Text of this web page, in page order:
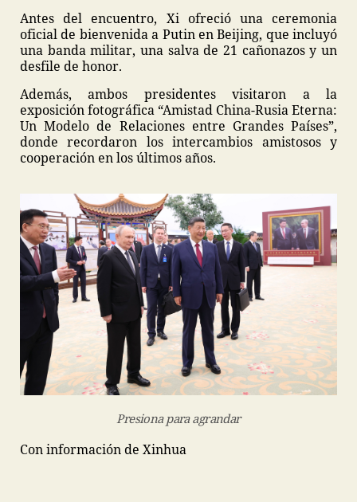
Antes del encuentro, Xi ofreció una ceremonia
oficial de bienvenida a Putin en Beijing, que incluyó
una banda militar, una salva de 21 cañonazos y un
desfile de honor.
Además, ambos presidentes visitaron a la
exposición fotográfica “Amistad China-Rusia Eterna:
Un Modelo de Relaciones entre Grandes Países”,
donde recordaron los intercambios amistosos y
cooperación en los últimos años.
Presiona para agrandar
Con información de Xinhua